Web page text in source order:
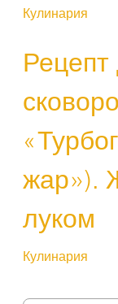
Кулинария
Рецепт
жар»).
луком
Кулинария